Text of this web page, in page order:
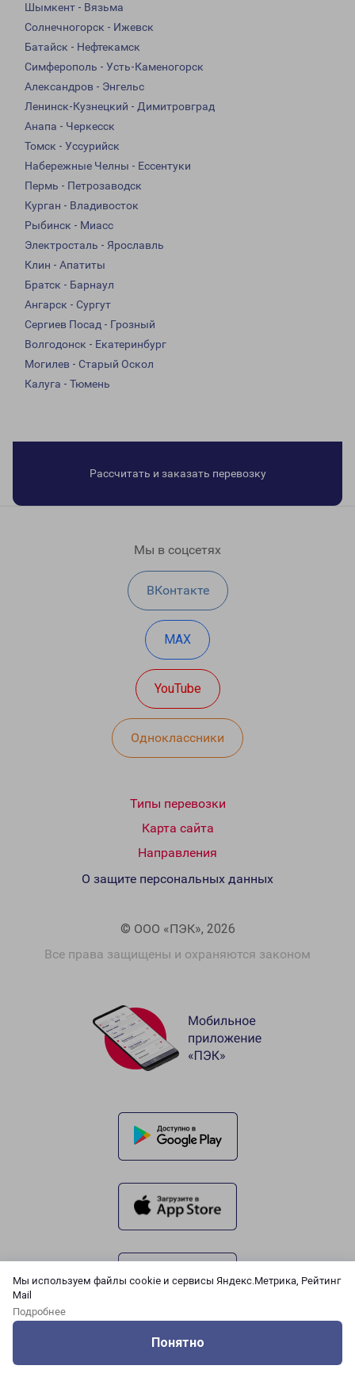
Мы используем файлы cookie и сервисы Яндекс.Метрика, Рейтинг
Mail
Подробнее
Понятно
Шымкент - Вязьма
Солнечногорск - Ижевск
Батайск - Нефтекамск
Симферополь - Усть-Каменогорск
Александров - Энгельс
Ленинск-Кузнецкий - Димитровград
Анапа - Черкесск
Томск - Уссурийск
Набережные Челны - Ессентуки
Пермь - Петрозаводск
Курган - Владивосток
Рыбинск - Миасс
Электросталь - Ярославль
Клин - Апатиты
Братск - Барнаул
Ангарск - Сургут
Сергиев Посад - Грозный
Волгодонск - Екатеринбург
Могилев - Старый Оскол
Калуга - Тюмень
Рассчитать и заказать перевозку
Мы в соцсетях
ВКонтакте
MAX
YouTube
Одноклассники
Типы перевозки
Карта сайта
Направления
© ООО «ПЭК», 2026
Все права защищены и охраняются законом
О защите персональных данных